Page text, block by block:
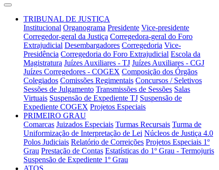
TRIBUNAL DE JUSTIÇA
Institucional Organograma Presidente Vice-presidente
Corregedor-geral da Justiça Corregedora-geral do Foro
Extrajudicial Desembargadores Corregedoria Vice-
Presidência Corregedoria do Foro Extrajudicial Escola da
Magistratura Juízes Auxiliares - TJ Juízes Auxiliares - CGJ
Juízes Corregedores - COGEX Composição dos Órgãos
Colegiados Comissões Regimentais Concursos / Seletivos
Sessões de Julgamento Transmissões de Sessões Salas
Virtuais Suspensão de Expediente TJ Suspensão de
Expediente COGEX Projetos Especiais
PRIMEIRO GRAU
Comarcas Juizados Especiais Turmas Recursais Turma de
Uniformização de Interpretação de Lei Núcleos de Justiça 4.0
Polos Judiciais Relatório de Correições Projetos Especiais 1º
Grau Prestação de Contas Estatísticas do 1º Grau - Termojuris
Suspensão de Expediente 1º Grau
ATOS